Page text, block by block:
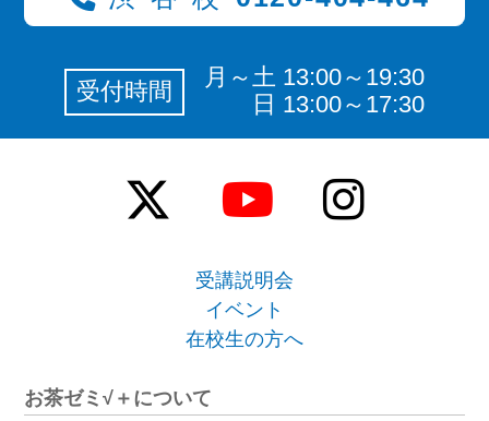
受付時間
月～土 13:00～19:30
日 13:00～17:30
受講説明会
イベント
在校生の方へ
お茶ゼミ√＋について